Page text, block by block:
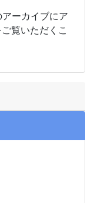
ーカイブにア
覧いただくこ